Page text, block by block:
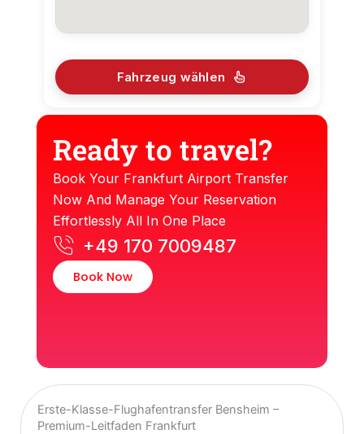
Erste-Klasse-Flughafentransfer Bensheim –
Premium-Leitfaden Frankfurt
Fahrzeug wählen
Ready to travel?
Book Your Frankfurt Airport Transfer
Now And Manage Your Reservation
Effortlessly All In One Place
+49 170 7009487
Book Now